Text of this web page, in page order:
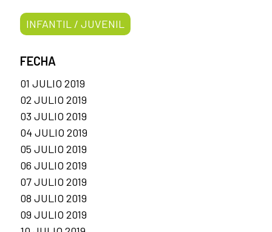
INFANTIL / JUVENIL
FECHA
01 JULIO 2019
02 JULIO 2019
03 JULIO 2019
04 JULIO 2019
05 JULIO 2019
06 JULIO 2019
07 JULIO 2019
08 JULIO 2019
09 JULIO 2019